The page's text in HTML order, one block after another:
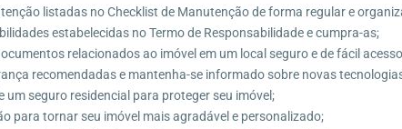
listadas no Checklist de Manutenção de forma regular e
estabelecidas no Termo de Responsabilidade e cumpra-as;
relacionados ao imóvel em um local seguro e de fácil
recomendadas e mantenha-se informado sobre novas
um seguro residencial para proteger seu imóvel;
para tornar seu imóvel mais agradável e personalizado;